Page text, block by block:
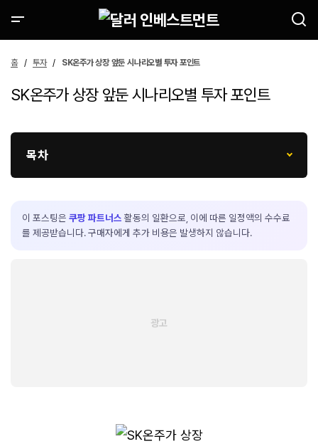
홈 투자 SK온주가 상장 앞둔 시나리오별 투자 포인트
SK온주가 상장 앞둔 시나리오별 투자 포인트
목차
이 포스팅은 쿠팡 파트너스 활동의 일환으로, 이에 따른 일정액의 수수료
를 제공받습니다. 구매자에게 추가 비용은 발생하지 않습니다.